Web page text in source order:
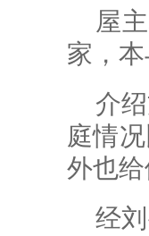
屋
家，
介
庭情
外也
经